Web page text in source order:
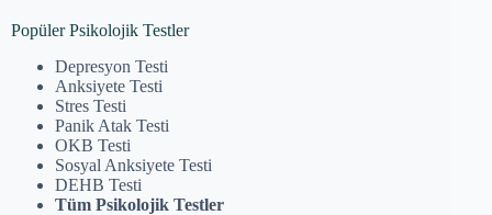
Popüler Psikolojik Testler
Depresyon Testi
Anksiyete Testi
Stres Testi
Panik Atak Testi
OKB Testi
Sosyal Anksiyete Testi
DEHB Testi
Tüm Psikolojik Testler